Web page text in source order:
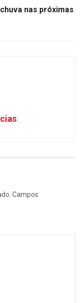
nas próximas
Campos